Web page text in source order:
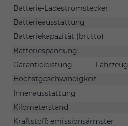
Batterie-Ladestromstecker
Batterieausstattung
Batteriekapazität (brutto)
Batteriespannung
Garantieleistung
Höchstgeschwindigkeit
Innenausstattung
Kilometerstand
Kraftstoff: emissionsärmster